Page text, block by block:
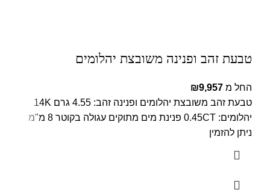
טבעת זהב ופנינה משובצת יהלומים
החל מ ₪9,957
טבעת זהב משובצת יהלומים ופנינה זהב: 4.55 גרם 14K
יהלומים: 0.45CT פנינת מים מתוקים עגולה בקוטר 8 מ"מ
ניתן להזמין